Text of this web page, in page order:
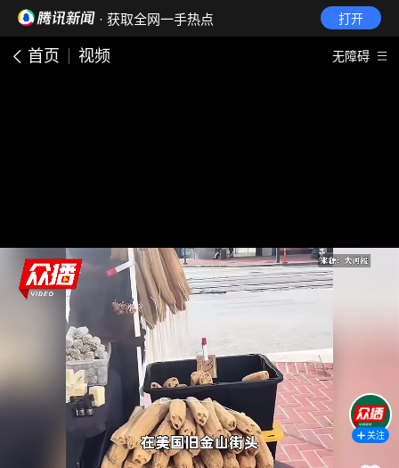
· 获取全网一手热点 打开
首页 视频 无障碍
关注